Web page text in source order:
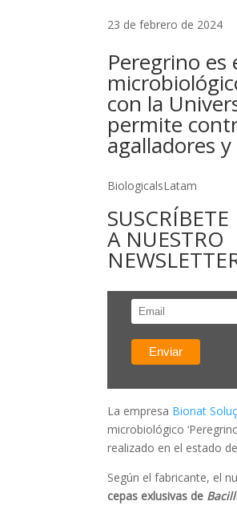
23 de febrero de 2024
Peregrino
con la
permite
agalladores
BiologicalsLatam
SUSCRÍBETE
A NUESTRO
La empresa Bionat
microbiológico
realizado en el estado
Según el fabricante, el
cepas exlusivas de